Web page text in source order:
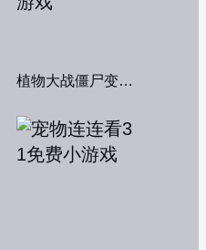
植物大战僵尸变态版